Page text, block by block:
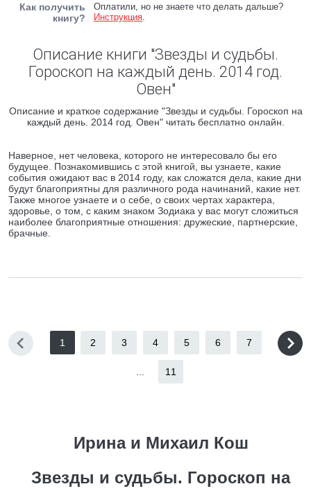
Как получить
книгу?
Оплатили, но не знаете что делать дальше?
Инструкция.
Описание книги "Звезды и судьбы.
Гороскоп на каждый день. 2014 год.
Овен"
Описание и краткое содержание "Звезды и судьбы. Гороскоп на
каждый день. 2014 год. Овен" читать бесплатно онлайн.
Наверное, нет человека, которого не интересовало бы его
будущее. Познакомившись с этой книгой, вы узнаете, какие
события ожидают вас в 2014 году, как сложатся дела, какие дни
будут благоприятны для различного рода начинаний, какие нет.
Также многое узнаете и о себе, о своих чертах характера,
здоровье, о том, с каким знаком Зодиака у вас могут сложиться
наиболее благоприятные отношения: дружеские, партнерские,
брачные.
1 2 3 4 5 6 7
11
Ирина и Михаил Кош
Звезды и судьбы. Гороскоп на